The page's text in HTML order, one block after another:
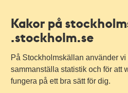
Kakor på
.stockholm.se
På Stockholmskällan använder
sammanställa statistik och för att
fungera på ett bra sätt för dig.